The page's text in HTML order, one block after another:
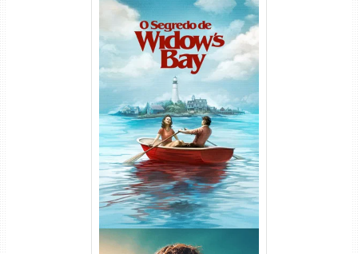
O Segredo de Widow’s Bay
1ª Temporada Torrent (2026)
WEB-DL 1080p Dual Áudio